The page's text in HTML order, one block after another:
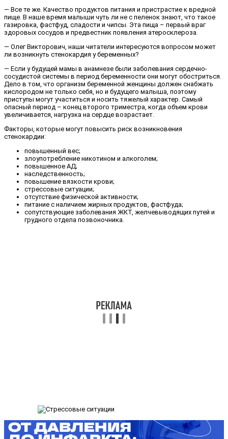
— Все те же. Качество продуктов питания и пристрастие к вредной
пище. В наше время малыши чуть ли не с пеленок знают, что такое
газировка, фастфуд, сладости и чипсы. Эта пища – первый враг
здоровых сосудов и предвестник появления атеросклероза.
— Олег Викторович, наши читатели интересуются вопросом может
ли возникнуть стенокардия у беременных?
— Если у будущей мамы в анамнезе были заболевания сердечно-
сосудистой системы в период беременности они могут обостриться.
Дело в том, что организм беременной женщины должен снабжать
кислородом не только себя, но и будущего малыша, поэтому
приступы могут участиться и носить тяжелый характер. Самый
опасный период – конец второго триместра, когда объем крови
увеличивается, нагрузка на сердце возрастает.
Факторы, которые могут повысить риск возникновения
стенокардии:
повышенный вес;
злоупотребление никотином и алкоголем;
повышенное АД;
наследственность;
повышение вязкости крови;
стрессовые ситуации;
отсутствие физической активности;
питание с наличием жирных продуктов, фастфуда;
сопутствующие заболевания ЖКТ, желчевыводящих путей и
грудного отдела позвоночника.